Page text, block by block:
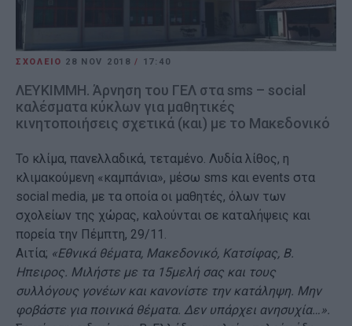
ΣΧΟΛΕΙΟ 28 NOV 2018/ 17:40
ΛΕΥΚΙΜΜΗ. Άρνηση του ΓΕΛ στα sms – social
καλέσματα κύκλων για μαθητικές
κινητοποιήσεις σχετικά (και) με το Μακεδονικό
Το κλίμα, πανελλαδικά, τεταμένο. Λυδία λίθος, η
κλιμακούμενη «καμπάνια», μέσω sms και events στα
social media, με τα οποία οι μαθητές, όλων των
σχολείων της χώρας, καλούνται σε καταλήψεις και
πορεία την Πέμπτη, 29/11.
Αιτία; «Εθνικά θέματα, Μακεδονικό, Κατσίφας, Β.
Ηπειρος. Μιλήστε με τα 15μελή σας και τους
συλλόγους γονέων και κανονίστε την κατάληψη. Μην
φοβάστε για ποινικά θέματα. Δεν υπάρχει ανησυχία…».